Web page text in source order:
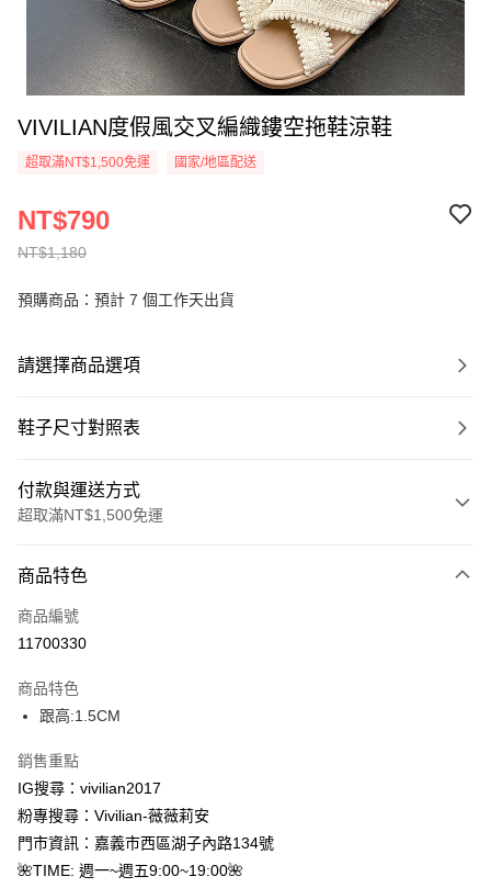
VIVILIAN度假風交叉編織鏤空拖鞋涼鞋
超取滿NT$1,500免運 國家/地區配送
NT$1,180
NT$790
預購商品：預計 7 個工作天出貨
請選擇商品選項
鞋子尺寸對照表
付款與運送方式
超取滿NT$1,500免運
信用卡一次付款
信用卡分期付款
合作金庫商業銀行
華南商業銀行
國泰世華商業銀行
臺灣中小企業銀行
匯豐（台灣）商業銀行
聯邦商業銀行
遠東國際商業銀行
元大商業銀行
超商取貨付款
Apple Pay
街口支付
Google Pay
商品特色
商品編號
11700330
商品特色
跟高:1.5CM
銷售重點
IG搜尋：vivilian2017
粉專搜尋：Vivilian-薇薇莉安
門市資訊：嘉義市西區湖子內路134號
🌺TIME: 週一~週五9:00~19:00🌺